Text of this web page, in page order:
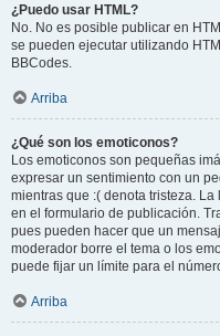
¿Puedo usar HTML?
No. No es posible publicar en
se pueden ejecutar utilizando
BBCodes.
Arriba
¿Qué son los emoticonos?
Los emoticonos son pequeñas
expresar un sentimiento con un
mientras que :( denota tristeza.
en el formulario de publicación.
pues pueden hacer que un
moderador borre el tema o los
puede fijar un límite para el
Arriba